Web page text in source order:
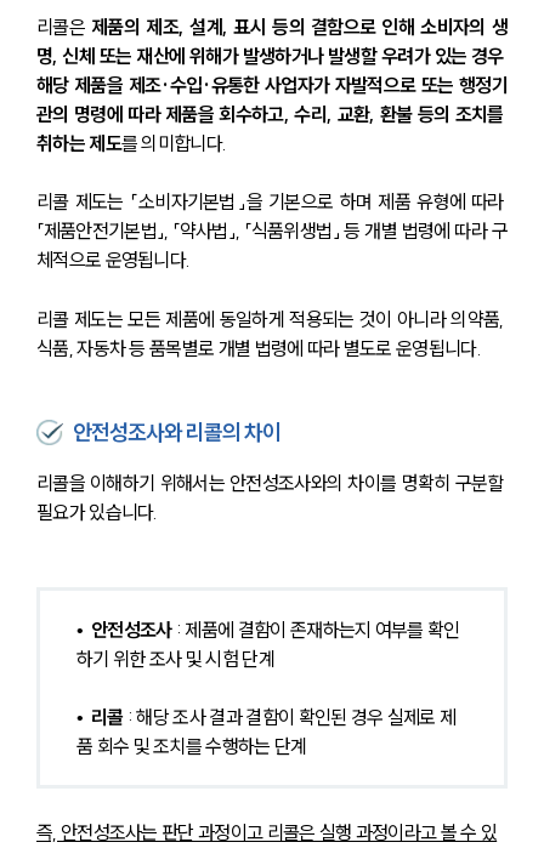
리콜은 제품의 제조, 설계, 표시 등의 결함으로 인해 소비자의 생
명, 신체 또는 재산에 위해가 발생하거나 발생할 우려가 있는 경우
해당 제품을 제조·수입·유통한 사업자가 자발적으로 또는 행정기
관의 명령에 따라 제품을 회수하고, 수리, 교환, 환불 등의 조치를
취하는 제도를 의미합니다.
리콜 제도는 「소비자기본법」을 기본으로 하며 제품 유형에 따라
「제품안전기본법」, 「약사법」, 「식품위생법」 등 개별 법령에 따라 구
체적으로 운영됩니다.
리콜 제도는 모든 제품에 동일하게 적용되는 것이 아니라 의약품,
식품, 자동차 등 품목별로 개별 법령에 따라 별도로 운영됩니다.
안전성조사와 리콜의 차이
리콜을 이해하기 위해서는 안전성조사와의 차이를 명확히 구분할
필요가 있습니다.
• 안전성조사 : 제품에 결함이 존재하는지 여부를 확인
하기 위한 조사 및 시험 단계
• 리콜 : 해당 조사 결과 결함이 확인된 경우 실제로 제
품 회수 및 조치를 수행하는 단계
즉, 안전성조사는 판단 과정이고 리콜은 실행 과정이라고 볼 수 있